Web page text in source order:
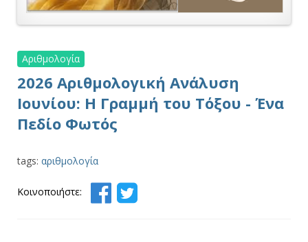
Αριθμολογία
2026 Αριθμολογική Ανάλυση
Ιουνίου: Η Γραμμή του Τόξου - Ένα
Πεδίο Φωτός
tags: αριθμολογία
Κοινοποιήστε: